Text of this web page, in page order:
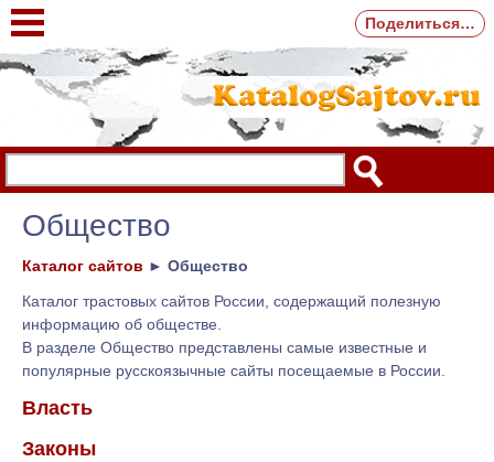
Общество
Каталог сайтов ► Общество
Каталог трастовых сайтов России, содержащий полезную
информацию об обществе.
В разделе Общество представлены самые известные и
популярные русскоязычные сайты посещаемые в России.
Власть
Законы
Поделиться…